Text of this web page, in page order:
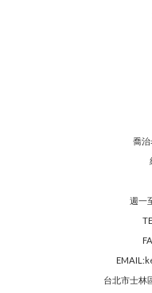
喬治
週一
台北市士林